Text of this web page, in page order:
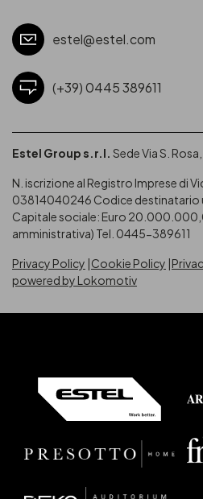
estel@estel.com
(+39) 0445 389611
Estel Group s.r.l. Sede Via S.
N. iscrizione al Registro Imprese di
03814040246 Codice destinatario
Capitale sociale: Euro
amministrativa) Tel. 0445-389611
Privacy Policy Cookie Policy
powered by Lokomotiv